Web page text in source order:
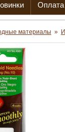
Оплата
материалы »